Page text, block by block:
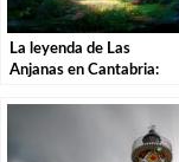
La leyenda de Las
Anjanas en Cantabria: